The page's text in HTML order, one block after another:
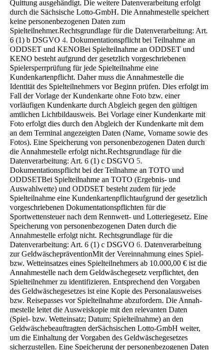
Quittung ausgehändigt. Die weitere Datenverarbeitung erfolgt
durch die Sächsische Lotto-GmbH. Die Annahmestelle speichert
keine personenbezogenen Daten zum
Spielteilnehmer.Rechtsgrundlage für die Datenverarbeitung: Art.
6 (1) b DSGVO 4. Dokumentationspflicht bei Teilnahme an
ODDSET und KENOBei Spielteilnahme an ODDSET und
KENO besteht aufgrund der gesetzlich vorgeschriebenen
Spielersperrprüfung für jede Spielteilnahme eine
Kundenkartenpflicht. Daher muss die Annahmestelle die
Identität des Spielteilnehmers vor Beginn prüfen. Dies erfolgt im
Fall der Vorlage der Kundenkarte ohne Foto bzw. einer
vorläufigen Kundenkarte durch Abgleich gegen den gültigen
amtlichen Lichtbildausweis. Bei Vorlage einer Kundenkarte mit
Foto erfolgt dies durch den Abgleich der Kundenkarte mit dem
an dem Terminal angezeigten Daten (Name, Vorname sowie des
Fotos). Eine Speiche­rung von personenbezogenen Daten durch
die Annahmestelle erfolgt nicht.Rechtsgrundlage für die
Datenverarbeitung: Art. 6 (1) c DSGVO 5.
Dokumentationspflicht bei der Teilnahme an TOTO und
ODDSETBei Spielteilnahme an TOTO (Ergebnis- und
Auswahlwette) und ODDSET besteht zudem für jede
Spielteilnahme eine Kun­denkartenpflichtaufgrund der gesetzlich
vorgeschriebenen Dokumentationspflichten für die
Sportwettensteuer nach dem Rennwett- und Lotteriegesetz. Eine
Speicherung von personenbezogenen Daten durch die
Annahmestelle erfolgt nicht. Rechtsgrundlage für die
Datenverarbeitung: Art. 6 (1) c DSGVO 6. Datenverarbeitung
zur GeldwäschepräventionMit der Vereinnahmung eines Spiel-
bzw. Wetteinsatzes eines Spielteilnehmers ab 10.000,00 € ist die
Annahmestelle nach dem Geldwäschegesetz verpflichtet, den
Spielteilnehmer zu identifizieren. Entsprechend den Vorgaben
des Geld­wäschegesetzes ist eine Kopie des Personalausweises
bzw. Reisepasses vor Spielteilnahme abzufordern. Die Annah­
mestelle leitet die Ausweiskopie mit den relevanten Daten
(Spiel- bzw. Wetteinsatz; Datum; Spielteilnahme) an den
Geldwäschebeauftragten derSächsischen Lotto-GmbH weiter,
um die Einhaltung der Vorgaben des Geldwäschegesetzes
sicherzustellen. Eine Speicherung der personenbezogenen Daten